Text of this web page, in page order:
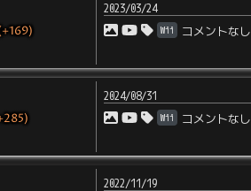
2023/03/24
Wii コメントなし
2024/08/31
Wii コメントなし
2022/11/19